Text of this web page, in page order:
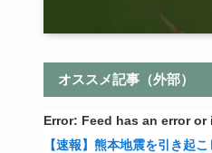
オススメ記事（外部）
Error: Feed has an error